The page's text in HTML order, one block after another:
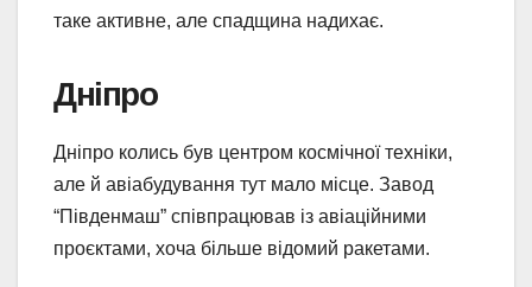
таке активне, але спадщина надихає.
Дніпро
Дніпро колись був центром космічної техніки,
але й авіабудування тут мало місце. Завод
“Південмаш” співпрацював із авіаційними
проєктами, хоча більше відомий ракетами.